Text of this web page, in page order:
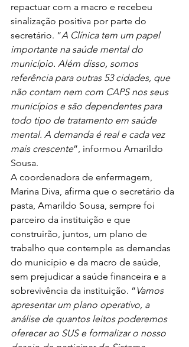
repactuar com a macro e recebeu
sinalização positiva por parte do
secretário. “A Clínica tem um papel
importante na saúde mental do
município. Além disso, somos
referência para outras 53 cidades, que
não contam nem com CAPS nos seus
municípios e são dependentes para
todo tipo de tratamento em saúde
mental. A demanda é real e cada vez
mais crescente”, informou Amarildo
Sousa.
A coordenadora de enfermagem,
Marina Diva, afirma que o secretário da
pasta, Amarildo Sousa, sempre foi
parceiro da instituição e que
construirão, juntos, um plano de
trabalho que contemple as demandas
do município e da macro de saúde,
sem prejudicar a saúde financeira e a
sobrevivência da instituição. “Vamos
apresentar um plano operativo, a
análise de quantos leitos poderemos
oferecer ao SUS e formalizar o nosso